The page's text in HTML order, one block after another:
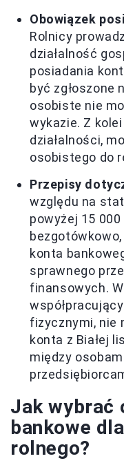
Obowiązek
Rolnicy
działalność
posiadania
być zgłoszone
osobiste nie
wykazie. Z
działalności,
osobistego do
Przepisy
względu na
powyżej 15
konta
sprawnego
finansowych.
fizycznymi, nie
konta z Białej
między
Jak wybrać
bankowe
rolnego?